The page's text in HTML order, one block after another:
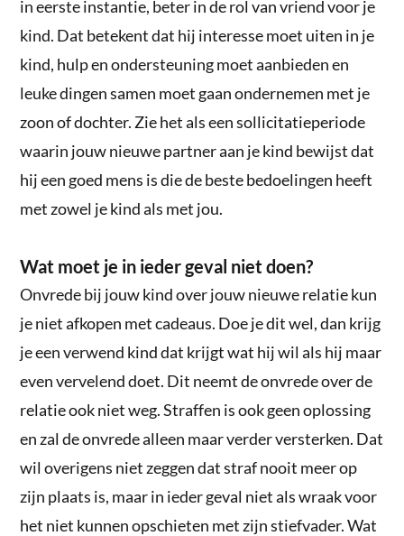
in eerste instantie, beter in de rol van vriend voor je
kind. Dat betekent dat hij interesse moet uiten in je
kind, hulp en ondersteuning moet aanbieden en
leuke dingen samen moet gaan ondernemen met je
zoon of dochter. Zie het als een sollicitatieperiode
waarin jouw nieuwe partner aan je kind bewijst dat
hij een goed mens is die de beste bedoelingen heeft
met zowel je kind als met jou.
Wat moet je in ieder geval niet doen?
Onvrede bij jouw kind over jouw nieuwe relatie kun
je niet afkopen met cadeaus. Doe je dit wel, dan krijg
je een verwend kind dat krijgt wat hij wil als hij maar
even vervelend doet. Dit neemt de onvrede over de
relatie ook niet weg. Straffen is ook geen oplossing
en zal de onvrede alleen maar verder versterken. Dat
wil overigens niet zeggen dat straf nooit meer op
zijn plaats is, maar in ieder geval niet als wraak voor
het niet kunnen opschieten met zijn stiefvader. Wat